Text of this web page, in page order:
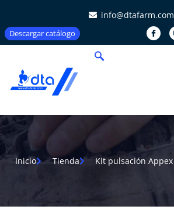
info@dtafarm.com
Descargar catálogo
Inicio Tienda Kit pulsación Appex